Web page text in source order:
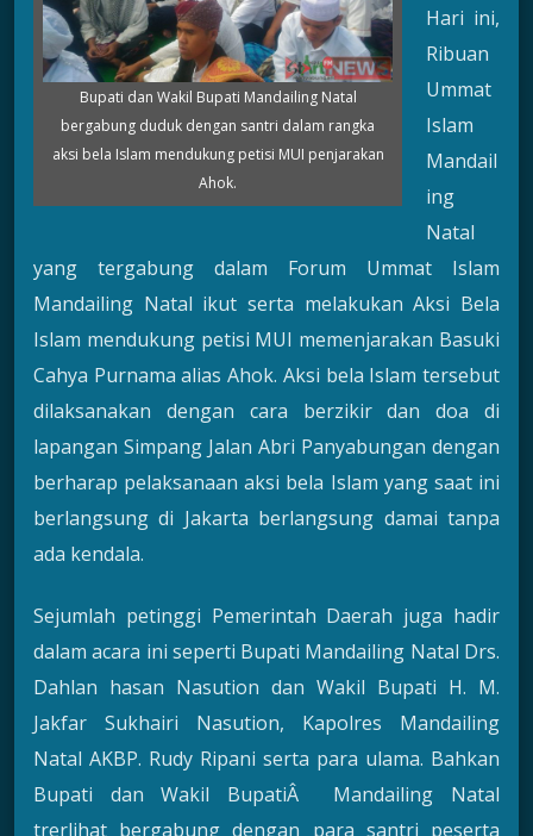
Bupati dan Wakil Bupati Mandailing Natal
bergabung duduk dengan santri dalam rangka
aksi bela Islam mendukung petisi MUI penjarakan
Ahok.
Hari ini,
Ribuan
Ummat
Islam
Mandail
ing
Natal
yang tergabung dalam Forum Ummat Islam
Mandailing Natal ikut serta melakukan Aksi Bela
Islam mendukung petisi MUI memenjarakan Basuki
Cahya Purnama alias Ahok. Aksi bela Islam tersebut
dilaksanakan dengan cara berzikir dan doa di
lapangan Simpang Jalan Abri Panyabungan dengan
berharap pelaksanaan aksi bela Islam yang saat ini
berlangsung di Jakarta berlangsung damai tanpa
ada kendala.
Sejumlah petinggi Pemerintah Daerah juga hadir
dalam acara ini seperti Bupati Mandailing Natal Drs.
Dahlan hasan Nasution dan Wakil Bupati H. M.
Jakfar Sukhairi Nasution, Kapolres Mandailing
Natal AKBP. Rudy Ripani serta para ulama. Bahkan
Bupati dan Wakil BupatiÂ Mandailing Natal
trerlihat bergabung dengan para santri peserta